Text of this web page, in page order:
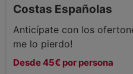
Costas Españolas
Anticípate con los
me lo pierdo!
Desde 45€ por persona